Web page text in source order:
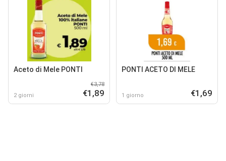
Aceto di Mele PONTI
2 giorni
€3,78
€1,89
PONTI ACETO DI MELE
1 giorno €1,69